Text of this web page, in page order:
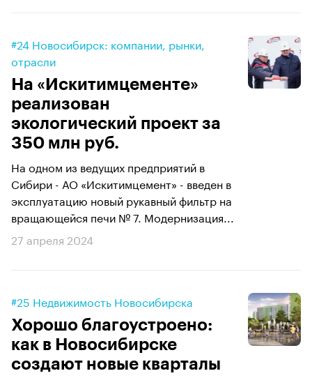
#24 Новосибирск: компании, рынки,
отрасли
На «Искитимцементе»
реализован
экологический проект за
350 млн руб.
На одном из ведущих предприятий в
Сибири - АО «Искитимцемент» - введен в
эксплуатацию новый рукавный фильтр на
вращающейся печи № 7. Модернизация...
27 апреля 2024
#25 Недвижимость Новосибирска
Хорошо благоустроено:
как в Новосибирске
создают новые кварталы